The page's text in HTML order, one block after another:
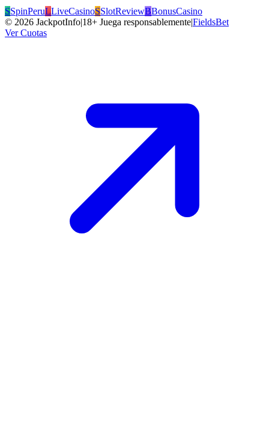
SSpinPeruLLiveCasinoSSlotReviewBBonusCasino
© 2026 JackpotInfo|18+ Juega responsablemente|FieldsBet
Ver Cuotas